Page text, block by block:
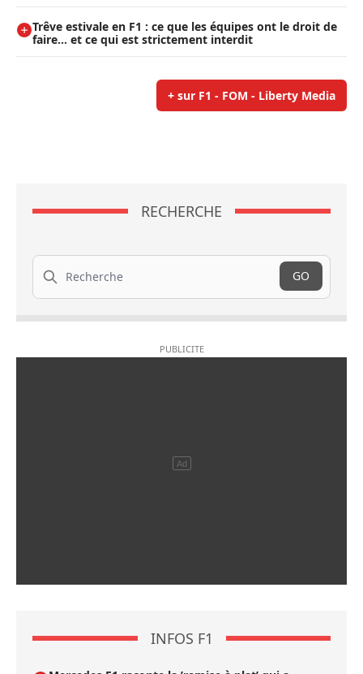
Trêve estivale en F1 : ce que les équipes ont le droit de
faire... et ce qui est strictement interdit
+ sur F1 - FOM - Liberty Media
RECHERCHE
Recherche
GO
INFOS F1